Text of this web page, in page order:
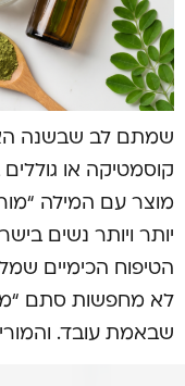
שמתם לב שבשנה
קוסמטיקה או
מוצר עם המילה
יותר ויותר נשים
הטיפוח הכימיים
לא מחפשות סתם
שבאמת עובד.